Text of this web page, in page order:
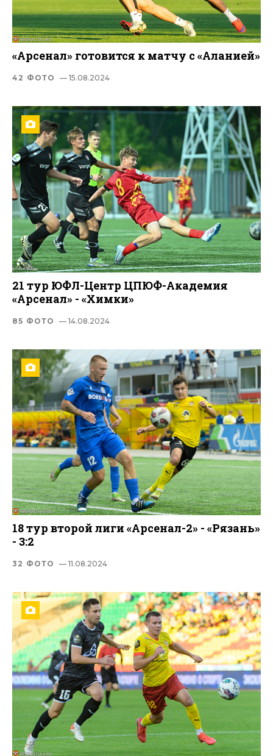
«Арсенал» готовится к матчу с «Аланией»
42 ФОТО — 15.08.2024
21 тур ЮФЛ-Центр ЦПЮФ-Академия
«Арсенал» - «Химки»
85 ФОТО — 14.08.2024
18 тур второй лиги «Арсенал-2» - «Рязань»
- 3:2
32 ФОТО — 11.08.2024